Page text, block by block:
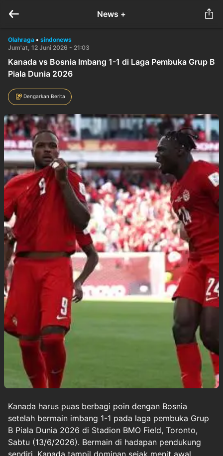
News +
Olahraga • sindonews
Jum'at, 12 Juni 2026 - 21:03
Kanada vs Bosnia Imbang 1-1 di Laga Pembuka Grup B
Piala Dunia 2026
Dengarkan Berita
Kanada harus puas berbagi poin dengan Bosnia
setelah bermain imbang 1-1 pada laga pembuka Grup
B Piala Dunia 2026 di Stadion BMO Field, Toronto,
Sabtu (13/6/2026). Bermain di hadapan pendukung
sendiri, Kanada tampil dominan sejak menit awal.